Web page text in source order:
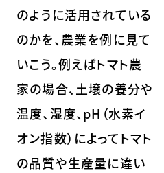
のように活用されている
のかを、農業を例に見て
いこう。例えばトマト農
家の場合、土壌の養分や
温度、湿度、pH（水素イ
オン指数）によってトマト
の品質や生産量に違い